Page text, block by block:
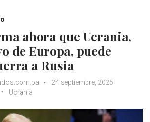
ahora que Ucrania,
de Europa, puede
a Rusia
24 septiembre, 2025
Ucrania